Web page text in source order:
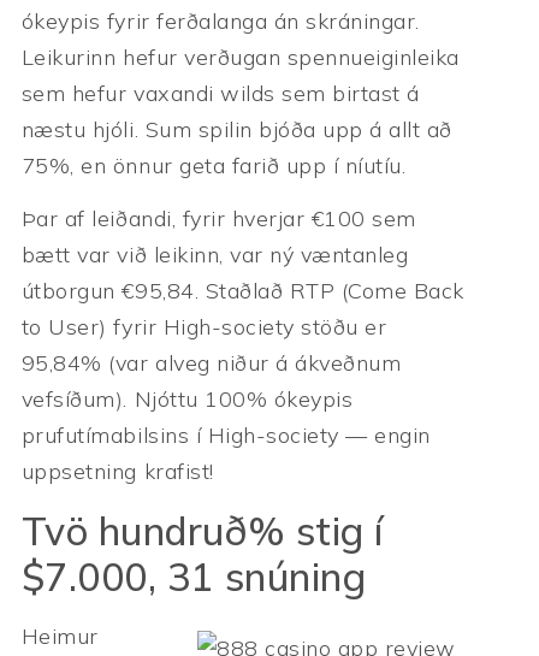
ókeypis fyrir ferðalanga án skráningar.
Leikurinn hefur verðugan spennueiginleika
sem hefur vaxandi wilds sem birtast á
næstu hjóli. Sum spilin bjóða upp á allt að
75%, en önnur geta farið upp í níutíu.
Þar af leiðandi, fyrir hverjar €100 sem
bætt var við leikinn, var ný væntanleg
útborgun €95,84. Staðlað RTP (Come Back
to User) fyrir High-society stöðu er
95,84% (var alveg niður á ákveðnum
vefsíðum). Njóttu 100% ókeypis
prufutímabilsins í High-society — engin
uppsetning krafist!
Tvö hundruð% stig í
$7.000, 31 snúning
Heimur